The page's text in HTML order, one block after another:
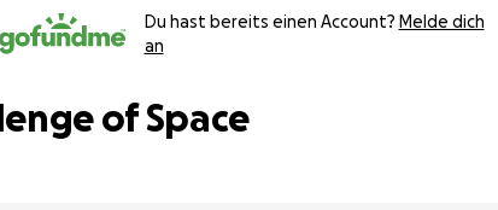
Du hast bereits einen Account? Melde dich
an
of Space